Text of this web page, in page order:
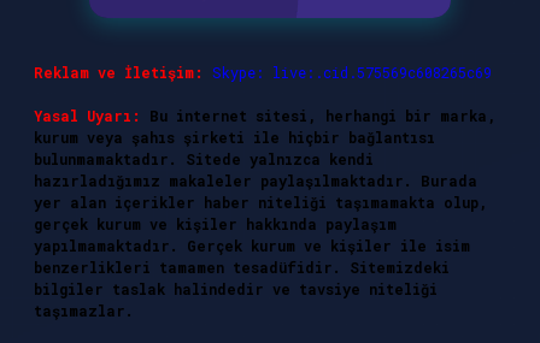
Reklam ve İletişim: Skype: live:.cid.575569c608265c69
Yasal Uyarı:
Bu internet sitesi, herhangi bir marka,
kurum veya şahıs şirketi ile hiçbir bağlantısı
bulunmamaktadır. Sitede yalnızca kendi
hazırladığımız makaleler paylaşılmaktadır. Burada
yer alan içerikler haber niteliği taşımamakta olup,
gerçek kurum ve kişiler hakkında paylaşım
yapılmamaktadır. Gerçek kurum ve kişiler ile isim
benzerlikleri tamamen tesadüfidir. Sitemizdeki
bilgiler taslak halindedir ve tavsiye niteliği
taşımazlar.